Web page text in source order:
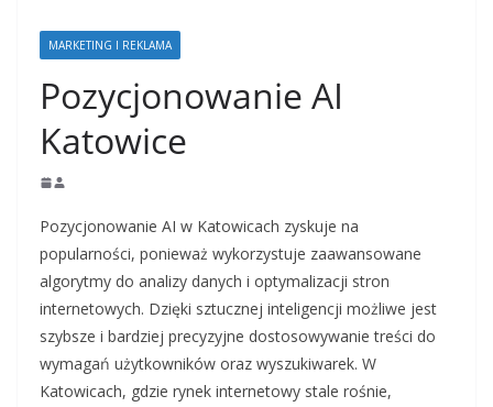
MARKETING I REKLAMA
Pozycjonowanie AI
Katowice
Pozycjonowanie AI w Katowicach zyskuje na
popularności, ponieważ wykorzystuje zaawansowane
algorytmy do analizy danych i optymalizacji stron
internetowych. Dzięki sztucznej inteligencji możliwe jest
szybsze i bardziej precyzyjne dostosowywanie treści do
wymagań użytkowników oraz wyszukiwarek. W
Katowicach, gdzie rynek internetowy stale rośnie,